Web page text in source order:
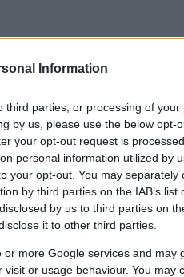
Information
parties, or processing of your
by us, please use the below opt-
your opt-out request is
personal information utilized by
your opt-out. You may separately
by third parties on the IAB’s list
by us to third parties on
it to other third parties.
more Google services and may
or usage behaviour. You may